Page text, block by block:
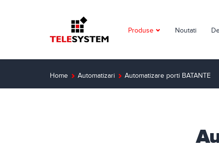
Produse
Detectie incendiu
Noutati
Home Automatizari Automatizare porti BATANTE